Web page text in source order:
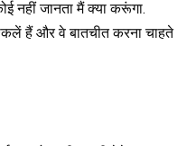
नहीं जानता मैं क्या करूंगा.
हैं और वे बातचीत करना चाहते